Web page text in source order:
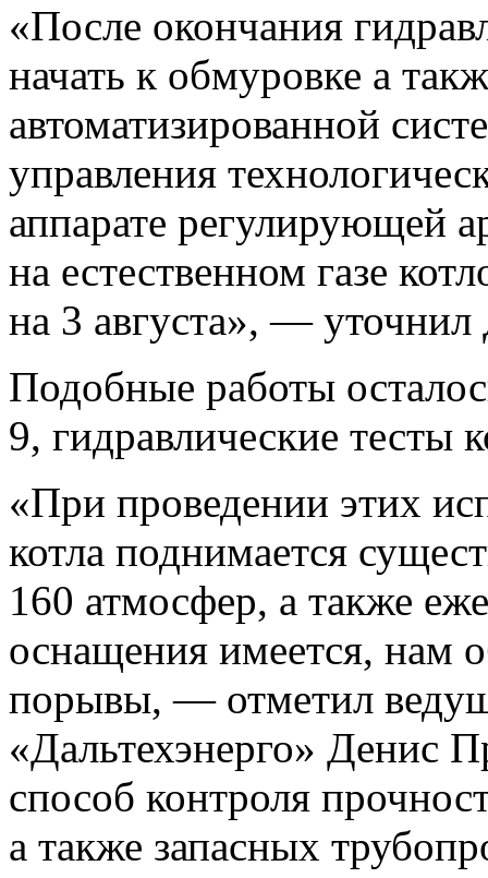
«После окончания
начать к обмуровке а
автоматизированной
управления
аппарате регулирующей
на естественном газе
на 3 августа», —
Подобные работы
9, гидравлические тесты
«При проведении этих
котла поднимается
160 атмосфер, а также
оснащения имеется, нам
порывы, — отметил
«Дальтехэнерго» Денис
способ контроля
а также запасных